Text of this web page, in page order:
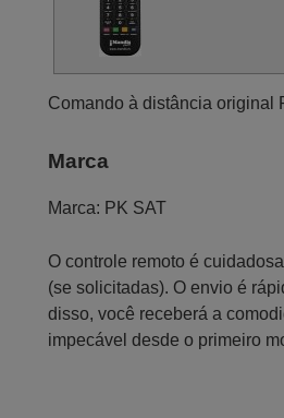
Comando à distância original
Marca
Marca: PK SAT
O controle remoto é
(se solicitadas). O envio é
disso, você receberá a
impecável desde o primeiro